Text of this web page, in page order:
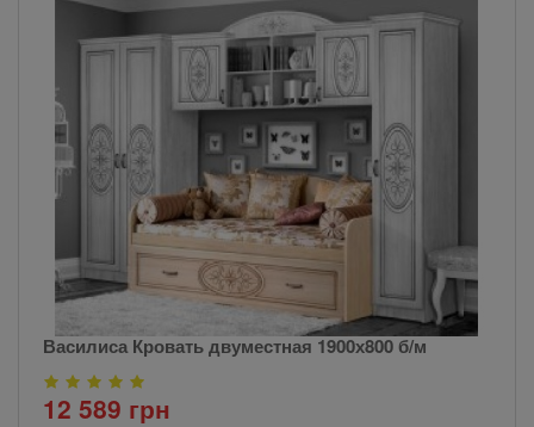
Василиса Кровать двуместная 1900х800 б/м
12 589 грн